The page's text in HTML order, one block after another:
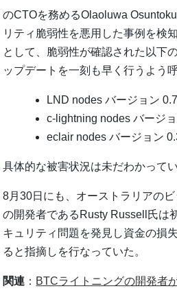
のCTOを務めるOlaoluwa
リティ脆弱性を悪用した事例を検
として、脆弱性が確認された以下
ップデートを一刻も早く行うよう
LND nodes バージョン
c-lightning nodes バージ
eclair nodes バージョン
具体的な被害状況は未だわかってい
8月30日にも、オーストラリアの
の開発者であるRusty Russell氏は
キュリティ問題を発見し資金の損
ると指摘しを行なっていた。
関連 ： BTCライトニングの開発者